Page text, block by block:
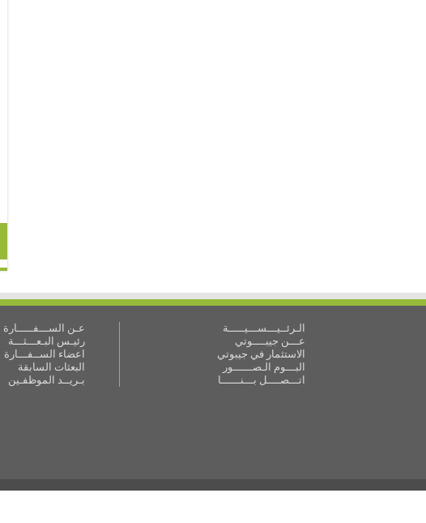
الـرئــيـــســـيـــــة
عـــن جيبــــوتي
الاستثمار في جيبوتي
البـــوم الـصــــــور
اتـــصــــل بـــنــــــا
عـن الســـفـــــارة
رئيـس البـعـــثـــة
اعضاء الســفـــارة
البعثات السابقة
بـريــد الموظفـين